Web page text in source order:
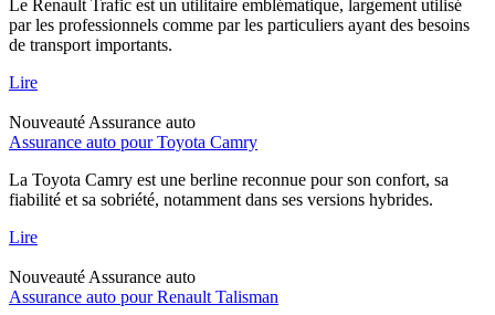
Le Renault Trafic est un utilitaire emblématique, largement utilisé
par les professionnels comme par les particuliers ayant des besoins
de transport importants.
Lire
Nouveauté Assurance auto
Assurance auto pour Toyota Camry
La Toyota Camry est une berline reconnue pour son confort, sa
fiabilité et sa sobriété, notamment dans ses versions hybrides.
Lire
Nouveauté Assurance auto
Assurance auto pour Renault Talisman